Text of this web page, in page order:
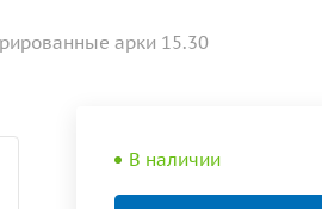
арки 15.30
В наличии